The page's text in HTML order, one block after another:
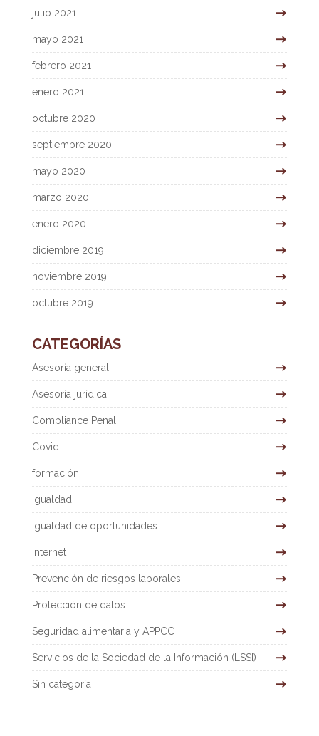
julio 2021
mayo 2021
febrero 2021
enero 2021
octubre 2020
septiembre 2020
mayo 2020
marzo 2020
enero 2020
diciembre 2019
noviembre 2019
octubre 2019
CATEGORÍAS
Asesoría general
Asesoría jurídica
Compliance Penal
Covid
formación
Igualdad
Igualdad de oportunidades
Internet
Prevención de riesgos laborales
Protección de datos
Seguridad alimentaria y APPCC
Servicios de la Sociedad de la Información (LSSI)
Sin categoría